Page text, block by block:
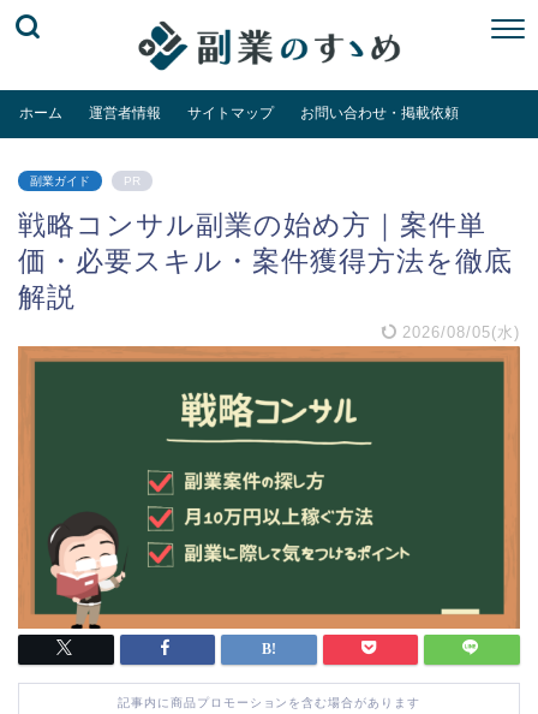
ホーム 運営者情報 サイトマップ お問い合わせ・掲載依頼
副業ガイド PR
戦略コンサル副業の始め方｜案件単
価・必要スキル・案件獲得方法を徹底
解説
2026/08/05(水)
記事内に商品プロモーションを含む場合があります